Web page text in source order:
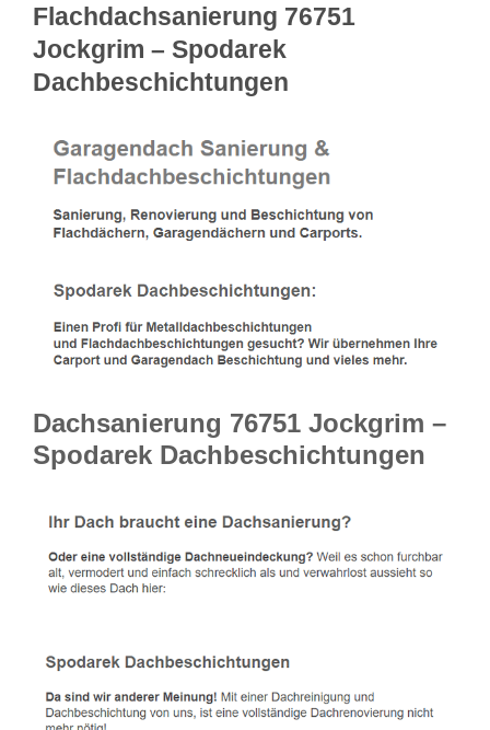
Flachdachsanierung 76751
Jockgrim – Spodarek
Dachbeschichtungen
Dachsanierung 76751 Jockgrim –
Spodarek Dachbeschichtungen